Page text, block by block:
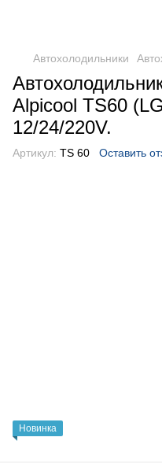
Автохолодильники
Alpicool TS60
12/24/220V.
Артикул: TS 60 Оставить
Новинка